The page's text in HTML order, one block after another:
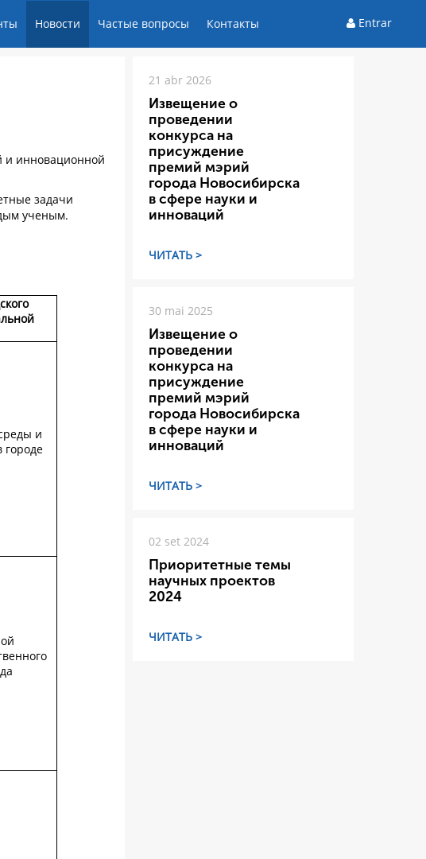
Новости Частые вопросы Контакты Entrar
и инновационной
задачи
ученым.
и
городе
21 abr 2026
Извещение о
проведении
конкурса на
присуждение
премий мэрий
города Новосибирска
в сфере науки и
инноваций
ЧИТАТЬ >
30 mai 2025
Извещение о
проведении
конкурса на
присуждение
премий мэрий
города Новосибирска
в сфере науки и
инноваций
ЧИТАТЬ >
02 set 2024
Приоритетные темы
научных проектов
2024
ЧИТАТЬ >